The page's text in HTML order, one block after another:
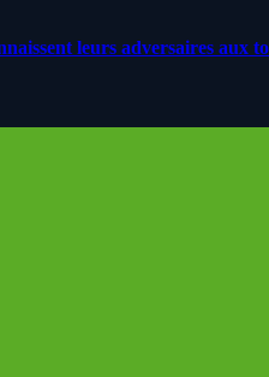
leurs adversaires aux